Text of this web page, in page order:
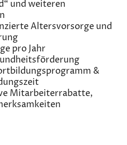
und weiteren
Altersvorsorge und
pro Jahr
&
Mitarbeiterrabatte,